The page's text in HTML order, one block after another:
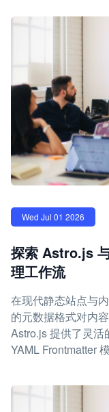
Wed Jul 01 2026
探索 Astro.js
理工作流
在现代静态站点与
的元数据格式对内
Astro.js 提供了灵
YAML Frontmatter